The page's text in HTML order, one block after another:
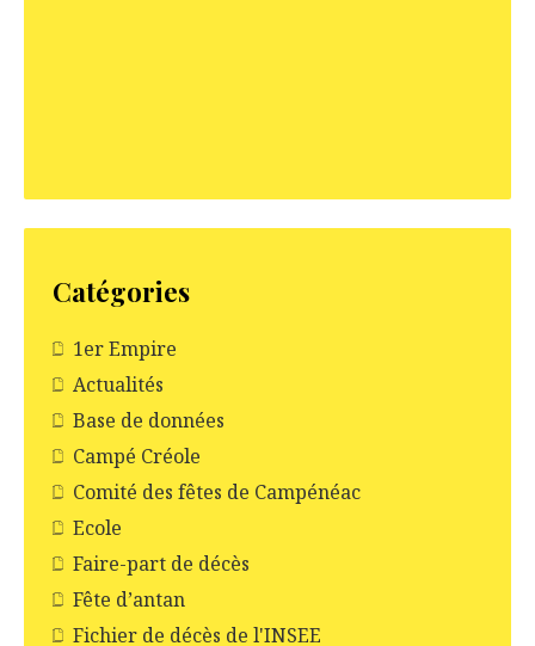
Catégories
1er Empire
Actualités
Base de données
Campé Créole
Comité des fêtes de Campénéac
Ecole
Faire-part de décès
Fête d’antan
Fichier de décès de l'INSEE